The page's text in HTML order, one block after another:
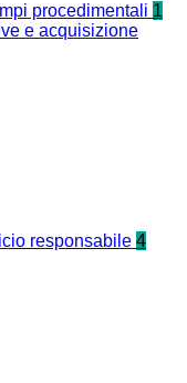
procedimentali 1
e acquisizione
responsabile 4